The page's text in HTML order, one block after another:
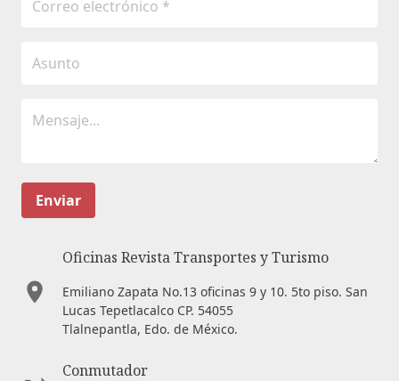
Enviar
Oficinas Revista Transportes y Turismo
Emiliano Zapata No.13 oficinas 9 y 10. 5to piso. San
Lucas Tepetlacalco CP. 54055
Tlalnepantla, Edo. de México.
Conmutador